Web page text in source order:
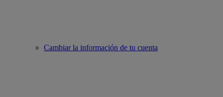
Cambiar la información de tu cuenta